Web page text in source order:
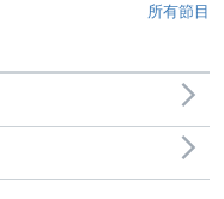
所有節目